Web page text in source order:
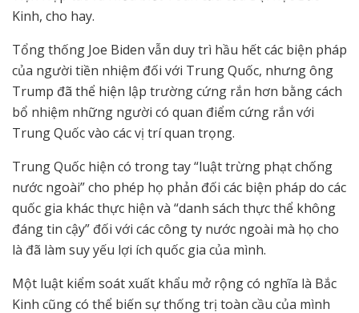
Kinh, cho hay.
Tổng thống Joe Biden vẫn duy trì hầu hết các biện pháp
của người tiền nhiệm đối với Trung Quốc, nhưng ông
Trump đã thể hiện lập trường cứng rắn hơn bằng cách
bổ nhiệm những người có quan điểm cứng rắn với
Trung Quốc vào các vị trí quan trọng.
Trung Quốc hiện có trong tay “luật trừng phạt chống
nước ngoài” cho phép họ phản đối các biện pháp do các
quốc gia khác thực hiện và “danh sách thực thể không
đáng tin cậy” đối với các công ty nước ngoài mà họ cho
là đã làm suy yếu lợi ích quốc gia của mình.
Một luật kiểm soát xuất khẩu mở rộng có nghĩa là Bắc
Kinh cũng có thể biến sự thống trị toàn cầu của mình